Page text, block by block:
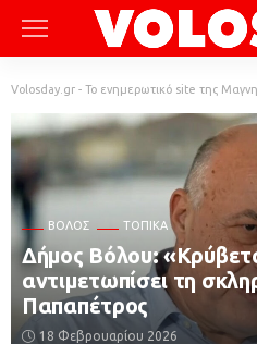
Volosday.gr - Το ενημερωτικό site της
ΒΌΛΟΣ ΤΟΠΙΚΆ
Δήμος Βόλου:
αντιμετωπίσει τη
Παπαπέτρος
18 Φεβρουαρίου 2026